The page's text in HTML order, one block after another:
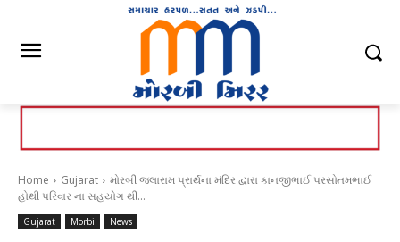
Home Gujarat
મોરબી જલારામ પ્રાર્થના મંદિર દ્વારા કાનજીભાઈ પરસોતમભાઈ
હોથી પરિવાર ના સહયોગ થી...
Gujarat Morbi News